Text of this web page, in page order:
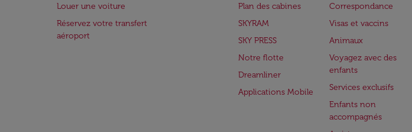
Louer une voiture
Réservez votre transfert
aéroport
Plan des cabines
SKYRAM
SKY PRESS
Notre flotte
Dreamliner
Applications Mobile
Correspondance
Visas et vaccins
Animaux
Voyagez avec des
enfants
Services exclusifs
Enfants non
accompagnés